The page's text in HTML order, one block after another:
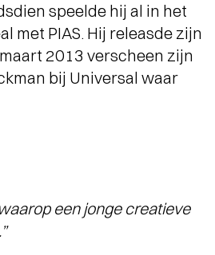
speelde hij al in het
met PIAS. Hij releasde zijn
2013 verscheen zijn
bij Universal waar
een jonge creatieve